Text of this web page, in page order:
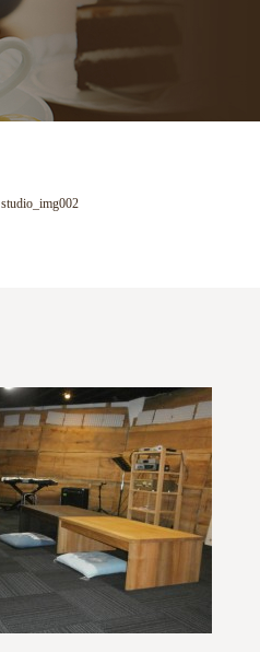
studio_img002